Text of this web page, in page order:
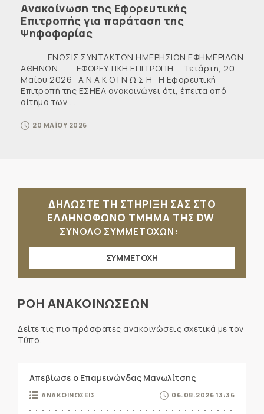
Ανακοίνωση της Εφορευτικής
Επιτροπής για παράταση της
Ψηφοφορίας
ΕΝΩΣΙΣ ΣΥΝΤΑΚΤΩΝ ΗΜΕΡΗΣΙΩΝ ΕΦΗΜΕΡΙΔΩΝ
ΑΘΗΝΩΝ ΕΦΟΡΕΥΤΙΚΗ ΕΠΙΤΡΟΠΗ Τετάρτη, 20
Μαΐου 2026 Α Ν Α Κ Ο Ι Ν Ω Σ Η Η Εφορευτική
Επιτροπή της ΕΣΗΕΑ ανακοινώνει ότι, έπειτα από
αίτημα των ...
20 ΜΑΪΟΥ 2026
ΔΗΛΩΣΤΕ ΤΗ ΣΤΗΡΙΞΗ ΣΑΣ ΣΤΟ
ΕΛΛΗΝΟΦΩΝΟ ΤΜΗΜΑ ΤΗΣ DW
ΣΥΝΟΛΟ ΣΥΜΜΕΤΟΧΩΝ:
ΣΥΜΜΕΤΟΧΗ
ΡΟΗ ΑΝΑΚΟΙΝΩΣΕΩΝ
Δείτε τις πιο πρόσφατες ανακοινώσεις σχετικά με τον
Τύπο.
Απεβίωσε ο Επαμεινώνδας Μανωλίτσης
ΑΝΑΚΟΙΝΩΣΕΙΣ 06.08.2026 13:36